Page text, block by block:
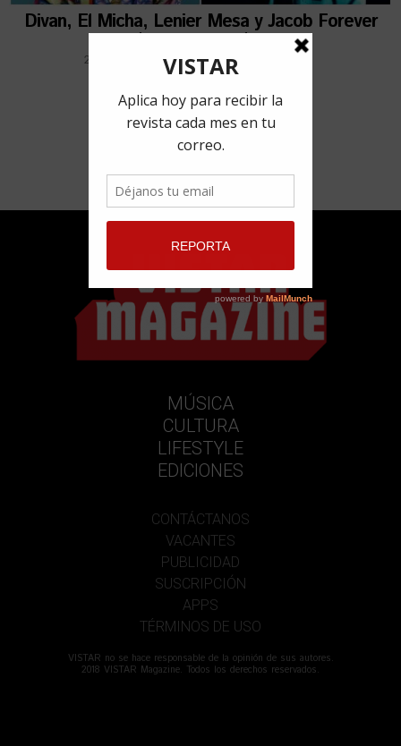
Divan, El Micha, Lenier Mesa y Jacob Forever
estrenan nuevo tema
20 marzo, 2019 porRedacción VISTAR
MÚSICA
CULTURA
LIFESTYLE
EDICIONES
CONTÁCTANOS
VACANTES
PUBLICIDAD
SUSCRIPCIÓN
APPS
TÉRMINOS DE USO
VISTAR no se hace responsable de la opinión de sus autores.
2018 VISTAR Magazine. Todos los derechos reservados.